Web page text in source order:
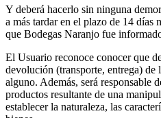
Y deberá hacerlo sin ninguna
a más tardar en el plazo de 14 días
que Bodegas Naranjo fue
El Usuario reconoce conocer que
devolución (transporte, entrega) de
alguno. Además, será responsable
productos resultante de una
establecer la naturaleza, las